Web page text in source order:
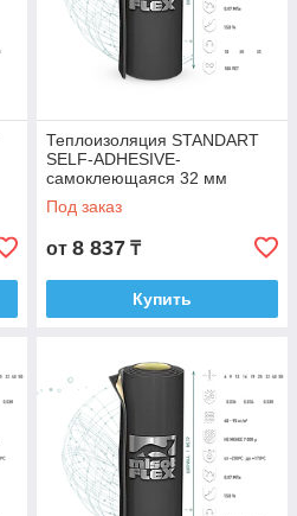
Теплоизоляция STANDART
SELF-ADHESIVE-
самоклеющаяся 32 мм
Под заказ
от 8 837 ₸
Купить